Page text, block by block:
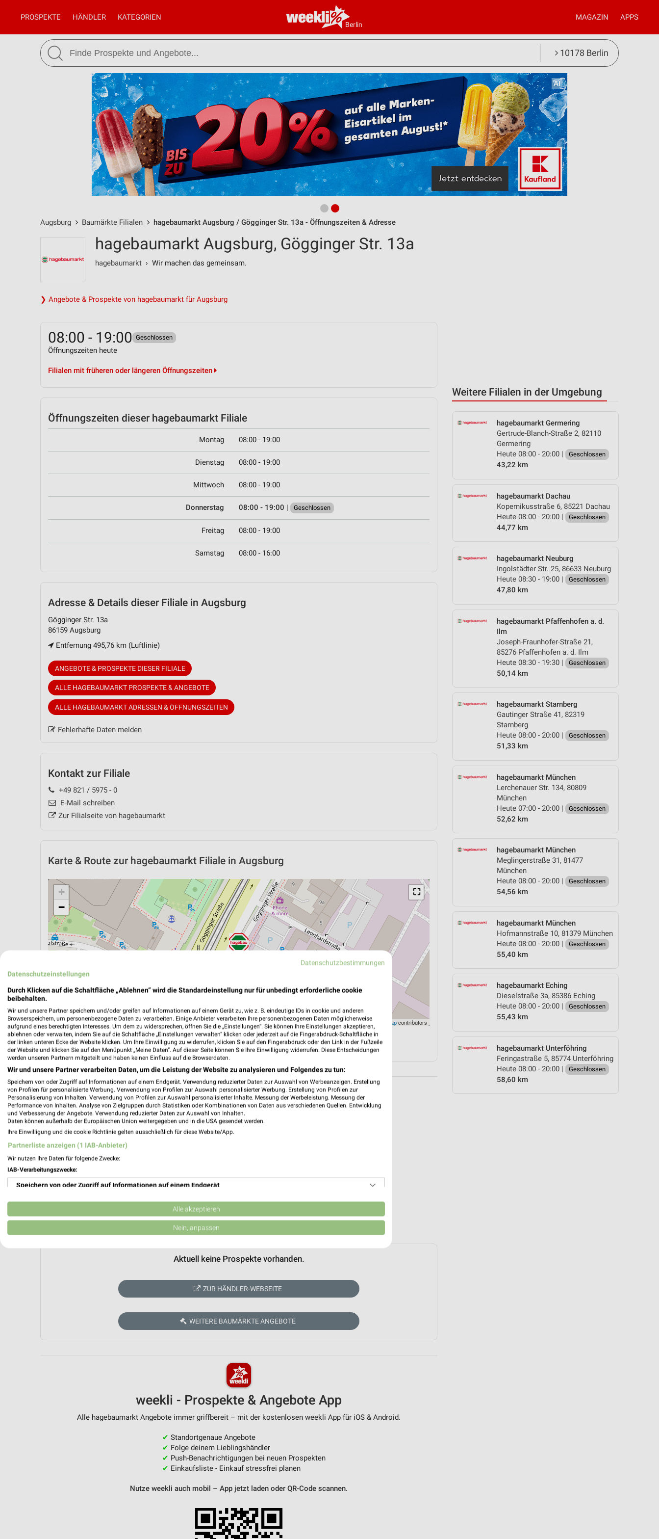
Berlin
PROSPEKTE HÄNDLER KATEGORIEN MAGAZIN APPS
10178 Berlin
Augsburg Baumärkte Filialen hagebaumarkt Augsburg / Gögginger Str. 13a - Öffnungszeiten & Adresse
Weitere Filialen in der Umgebung
hagebaumarkt Germering
Gertrude-Blanch-Straße 2, 82110
Germering
Heute 08:00 - 20:00 |
Geschlossen
43,22 km
hagebaumarkt Dachau
Kopernikusstraße 6, 85221 Dachau
Heute 08:00 - 20:00 |
Geschlossen
44,77 km
hagebaumarkt Neuburg
Ingolstädter Str. 25, 86633 Neuburg
Heute 08:30 - 19:00 |
Geschlossen
47,80 km
hagebaumarkt Pfaffenhofen a. d.
Ilm
Joseph-Fraunhofer-Straße 21,
85276 Pfaffenhofen a. d. Ilm
Heute 08:30 - 19:30 |
Geschlossen
50,14 km
hagebaumarkt Starnberg
Gautinger Straße 41, 82319
Starnberg
Heute 08:00 - 20:00 |
Geschlossen
51,33 km
hagebaumarkt München
Lerchenauer Str. 134, 80809
München
Heute 07:00 - 20:00 |
Geschlossen
52,62 km
hagebaumarkt München
Meglingerstraße 31, 81477
München
Heute 08:00 - 20:00 |
Geschlossen
54,56 km
hagebaumarkt München
Hofmannstraße 10, 81379 München
Heute 08:00 - 20:00 |
Geschlossen
55,40 km
hagebaumarkt Eching
Dieselstraße 3a, 85386 Eching
Heute 08:00 - 20:00 |
Geschlossen
55,43 km
hagebaumarkt Unterföhring
Feringastraße 5, 85774 Unterföhring
Heute 08:00 - 20:00 |
Geschlossen
58,60 km
hagebaumarkt Augsburg, Gögginger Str. 13a
hagebaumarkt › Wir machen das gemeinsam.
❯ Angebote & Prospekte von hagebaumarkt für Augsburg
08:00 - 19:00 Geschlossen
Öffnungszeiten heute
Filialen mit früheren oder längeren Öffnungszeiten
Öffnungszeiten dieser hagebaumarkt Filiale
Montag 08:00 - 19:00
Dienstag 08:00 - 19:00
Mittwoch 08:00 - 19:00
Donnerstag 08:00 - 19:00 | Geschlossen
Freitag 08:00 - 19:00
Samstag 08:00 - 16:00
Adresse & Details dieser Filiale in Augsburg
Gögginger Str. 13a
86159 Augsburg
Entfernung 495,76 km (Luftlinie)
ANGEBOTE & PROSPEKTE DIESER FILIALE
ALLE HAGEBAUMARKT PROSPEKTE & ANGEBOTE
ALLE HAGEBAUMARKT ADRESSEN & ÖFFNUNGSZEITEN
Fehlerhafte Daten melden
Kontakt zur Filiale
+49 821 / 5975 - 0
E-Mail schreiben
Zur Filialseite von hagebaumarkt
Karte & Route zur hagebaumarkt Filiale in Augsburg
⛶
+
−
Leaflet |©OpenStreetMapcontributors
ÖPNV ANZEIGEN LADESÄULEN ANZEIGEN NAVIGATION MIT GOOGLE/IOS MAPS
Aktuell keine Prospekte vorhanden.
ZUR HÄNDLER-WEBSEITE
WEITERE BAUMÄRKTE ANGEBOTE
weekli - Prospekte & Angebote App
Alle hagebaumarkt Angebote immer griffbereit – mit der kostenlosen weekli App für iOS & Android.
✔ Standortgenaue Angebote
✔ Folge deinem Lieblingshändler
✔ Push-Benachrichtigungen bei neuen Prospekten
✔ Einkaufsliste - Einkauf stressfrei planen
Nutze weekli auch mobil – App jetzt laden oder QR-Code scannen.
Datenschutzbestimmungen
Datenschutzeinstellungen
Durch Klicken auf die Schaltfläche „Ablehnen“ wird die Standardeinstellung nur für unbedingt erforderliche cookie
beibehalten.
Wir und unsere Partner speichern und/oder greifen auf Informationen auf einem Gerät zu, wie z. B. eindeutige IDs in cookie und anderen
Browserspeichern, um personenbezogene Daten zu verarbeiten. Einige Anbieter verarbeiten Ihre personenbezogenen Daten möglicherweise
aufgrund eines berechtigten Interesses. Um dem zu widersprechen, öffnen Sie die „Einstellungen“. Sie können Ihre Einstellungen akzeptieren,
ablehnen oder verwalten, indem Sie auf die Schaltfläche „Einstellungen verwalten“ klicken oder jederzeit auf die Fingerabdruck-Schaltfläche in
der linken unteren Ecke der Website klicken. Um Ihre Einwilligung zu widerrufen, klicken Sie auf den Fingerabdruck oder den Link in der Fußzeile
der Website und klicken Sie auf den Menüpunkt „Meine Daten“. Auf dieser Seite können Sie Ihre Einwilligung widerrufen. Diese Entscheidungen
werden unseren Partnern mitgeteilt und haben keinen Einfluss auf die Browserdaten.
Wir und unsere Partner verarbeiten Daten, um die Leistung der Website zu analysieren und Folgendes zu tun:
Speichern von oder Zugriff auf Informationen auf einem Endgerät. Verwendung reduzierter Daten zur Auswahl von Werbeanzeigen. Erstellung
von Profilen für personalisierte Werbung. Verwendung von Profilen zur Auswahl personalisierter Werbung. Erstellung von Profilen zur
Personalisierung von Inhalten. Verwendung von Profilen zur Auswahl personalisierter Inhalte. Messung der Werbeleistung. Messung der
Performance von Inhalten. Analyse von Zielgruppen durch Statistiken oder Kombinationen von Daten aus verschiedenen Quellen. Entwicklung
und Verbesserung der Angebote. Verwendung reduzierter Daten zur Auswahl von Inhalten.
Daten können außerhalb der Europäischen Union weitergegeben und in die USA gesendet werden.
Ihre Einwilligung und die cookie Richtlinie gelten ausschließlich für diese Website/App.
Partnerliste anzeigen (1 IAB-Anbieter)
Wir nutzen Ihre Daten für folgende Zwecke:
IAB-Verarbeitungszwecke:
Speichern von oder Zugriff auf Informationen auf einem Endgerät
Verwendung reduzierter Daten zur Auswahl von Werbeanzeigen
Erstellung von Profilen für personalisierte Werbung
Verwendung von Profilen zur Auswahl personalisierter Inhalte
Messung der Performance von Inhalten
Verwendung reduzierter Daten zur Auswahl von Inhalten
Geräte anhand von aktiv angeforderten Informationen identifizieren
Alle akzeptieren
Nein, anpassen